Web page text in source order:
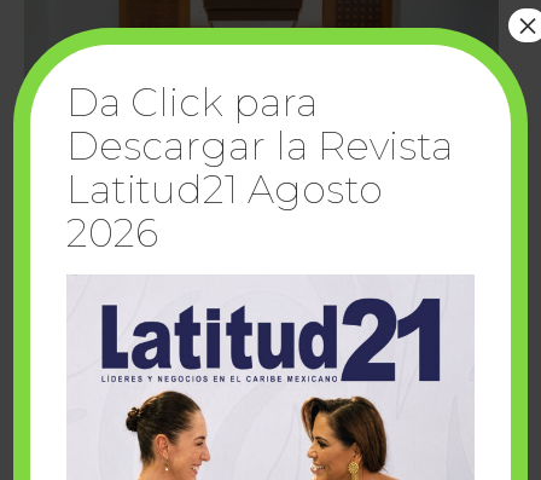
Cuando la solidaridad inspira; cumplen
sueños Fairmont Mayakoba y Make-A-Wish
Da Click para
Descargar la Revista
Latitud21 Agosto
2026
×